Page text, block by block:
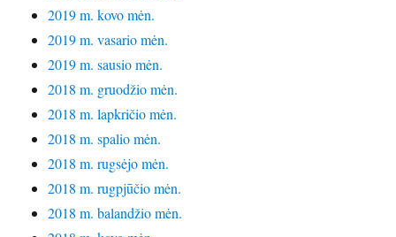
2019 m. kovo mėn.
2019 m. vasario mėn.
2019 m. sausio mėn.
2018 m. gruodžio mėn.
2018 m. lapkričio mėn.
2018 m. spalio mėn.
2018 m. rugsėjo mėn.
2018 m. rugpjūčio mėn.
2018 m. balandžio mėn.